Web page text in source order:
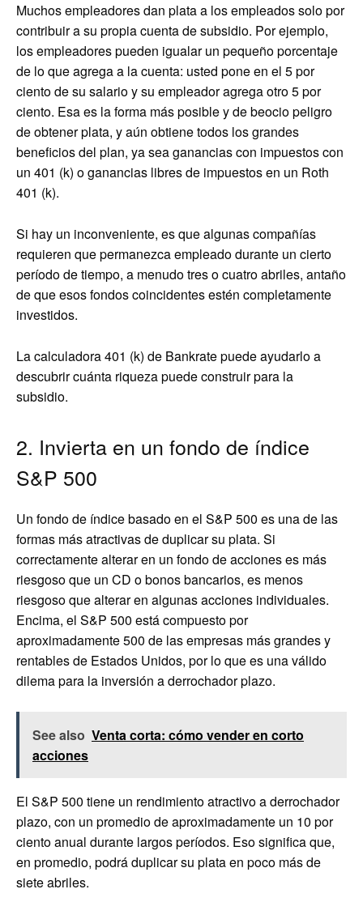
Muchos empleadores dan plata a los empleados solo por
contribuir a su propia cuenta de subsidio. Por ejemplo,
los empleadores pueden igualar un pequeño porcentaje
de lo que agrega a la cuenta: usted pone en el 5 por
ciento de su salario y su empleador agrega otro 5 por
ciento. Esa es la forma más posible y de beocio peligro
de obtener plata, y aún obtiene todos los grandes
beneficios del plan, ya sea ganancias con impuestos con
un 401 (k) o ganancias libres de impuestos en un Roth
401 (k).
Si hay un inconveniente, es que algunas compañías
requieren que permanezca empleado durante un cierto
período de tiempo, a menudo tres o cuatro abriles, antaño
de que esos fondos coincidentes estén completamente
investidos.
La calculadora 401 (k) de Bankrate puede ayudarlo a
descubrir cuánta riqueza puede construir para la
subsidio.
2. Invierta en un fondo de índice
S&P 500
Un fondo de índice basado en el S&P 500 es una de las
formas más atractivas de duplicar su plata. Si
correctamente alterar en un fondo de acciones es más
riesgoso que un CD o bonos bancarios, es menos
riesgoso que alterar en algunas acciones individuales.
Encima, el S&P 500 está compuesto por
aproximadamente 500 de las empresas más grandes y
rentables de Estados Unidos, por lo que es una válido
dilema para la inversión a derrochador plazo.
See also Venta corta: cómo vender en corto
acciones
El S&P 500 tiene un rendimiento atractivo a derrochador
plazo, con un promedio de aproximadamente un 10 por
ciento anual durante largos períodos. Eso significa que,
en promedio, podrá duplicar su plata en poco más de
siete abriles.